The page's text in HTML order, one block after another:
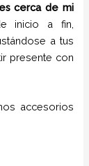
cerca de mi
inicio a fin,
a tus
presente con
accesorios